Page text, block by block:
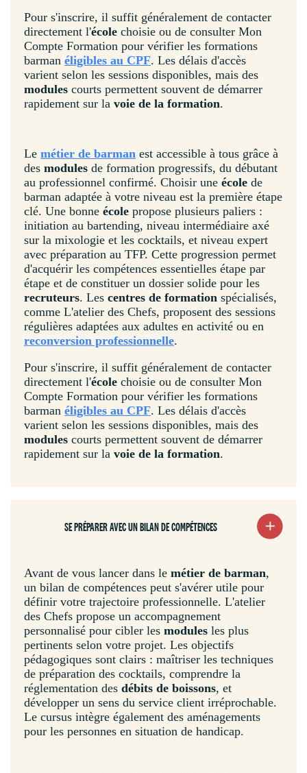
Pour s'inscrire, il suffit généralement de contacter
directement l'école choisie ou de consulter Mon
Compte Formation pour vérifier les formations
barman éligibles au CPF. Les délais d'accès
varient selon les sessions disponibles, mais des
modules courts permettent souvent de démarrer
rapidement sur la voie de la formation.
Le métier de barman est accessible à tous grâce à
des modules de formation progressifs, du débutant
au professionnel confirmé. Choisir une école de
barman adaptée à votre niveau est la première étape
clé. Une bonne école propose plusieurs paliers :
initiation au bartending, niveau intermédiaire axé
sur la mixologie et les cocktails, et niveau expert
avec préparation au TFP. Cette progression permet
d'acquérir les compétences essentielles étape par
étape et de constituer un dossier solide pour les
recruteurs. Les centres de formation spécialisés,
comme L'atelier des Chefs, proposent des sessions
régulières adaptées aux adultes en activité ou en
reconversion professionnelle.
Pour s'inscrire, il suffit généralement de contacter
directement l'école choisie ou de consulter Mon
Compte Formation pour vérifier les formations
barman éligibles au CPF. Les délais d'accès
varient selon les sessions disponibles, mais des
modules courts permettent souvent de démarrer
rapidement sur la voie de la formation.
SE PRÉPARER AVEC UN BILAN DE COMPÉTENCES
Avant de vous lancer dans le métier de barman,
un bilan de compétences peut s'avérer utile pour
définir votre trajectoire professionnelle. L'atelier
des Chefs propose un accompagnement
personnalisé pour cibler les modules les plus
pertinents selon votre projet. Les objectifs
pédagogiques sont clairs : maîtriser les techniques
de préparation des cocktails, comprendre la
réglementation des débits de boissons, et
développer un sens du service client irréprochable.
Le cursus intègre également des aménagements
pour les personnes en situation de handicap.